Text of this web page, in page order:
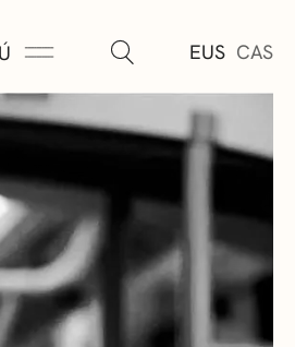
EUS CAS